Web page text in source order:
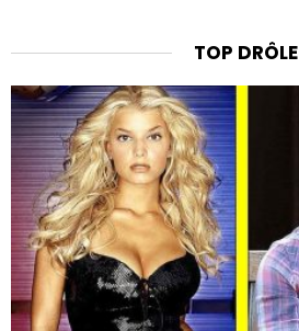
TOP DRÔLE